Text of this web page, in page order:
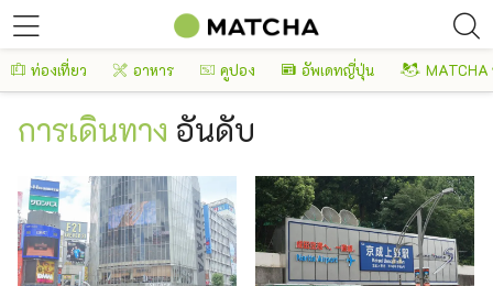
ท่องเที่ยว อาหาร คูปอง อัพเดทญี่ปุ่น
การเดินทาง อันดับ